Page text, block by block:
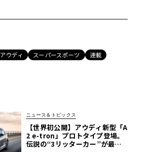
アウディ スーパースポーツ
連載
ニュース＆トピックス
【世界初公開】アウディ新型「A
2 e-tron」プロトタイプ登場。
伝説の“3リッターカー”が最高